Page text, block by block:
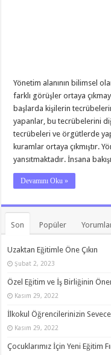
Yönetim alanının bilimsel
farklı görüşler ortaya
başlarda kişilerin
yapanlar, bu tecrübelerini
tecrübeleri ve örgütlerde
kuramlar ortaya çıkmıştır.
yansıtmaktadır. İnsana
Devamını Oku »
Son Popüler
Uzaktan Eğitimle Öne Çıkın
Şubat 2, 2023
Özel Eğitim ve İş Birliğinin
Kasım 29, 2022
İlkokul Öğrencilerinizin
Kasım 29, 2022
Çocuklarımız İçin Yeni Eğitim